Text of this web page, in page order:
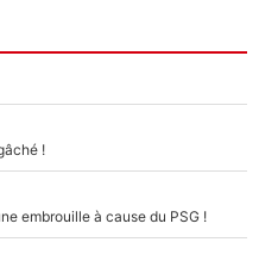
!
embrouille à cause du PSG !